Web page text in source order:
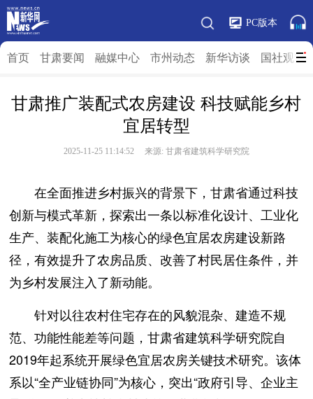
PC版本
首页 甘肃要闻 融媒中心 市州动态 新华访谈 国社观”陇
甘肃推广装配式农房建设 科技赋能乡村
宜居转型
2025-11-25 11:14:52 来源: 甘肃省建筑科学研究院
在全面推进乡村振兴的背景下，甘肃省通过科技
创新与模式革新，探索出一条以标准化设计、工业化
生产、装配化施工为核心的绿色宜居农房建设新路
径，有效提升了农房品质、改善了村民居住条件，并
为乡村发展注入了新动能。
针对以往农村住宅存在的风貌混杂、建造不规
范、功能性能差等问题，甘肃省建筑科学研究院自
2019年起系统开展绿色宜居农房关键技术研究。该体
系以“全产业链协同”为核心，突出“政府引导、企业主